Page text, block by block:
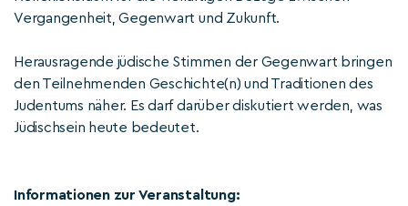
Vergangenheit, Gegenwart und Zukunft.
Herausragende jüdische Stimmen der Gegenwart bringen
den Teilnehmenden Geschichte(n) und Traditionen des
Judentums näher. Es darf darüber diskutiert werden, was
Jüdischsein heute bedeutet.
Informationen zur Veranstaltung: